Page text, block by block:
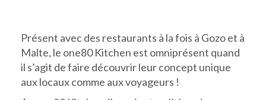
Présent avec des restaurants à la fois à Gozo et à
Malte, le one80 Kitchen est omniprésent quand
il s’agit de faire découvrir leur concept unique
aux locaux comme aux voyageurs !